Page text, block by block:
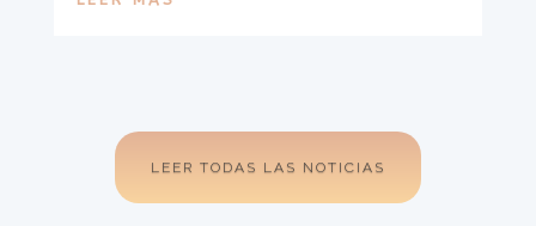
LEER TODAS LAS NOTICIAS